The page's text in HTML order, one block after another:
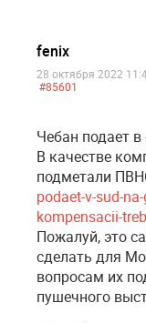
fenix
28 октября 2022
#85601
Чебан подает
В качестве
подметали
podaet-v-sud-
kompensacii-
Пожалуй, это
сделать для
вопросам их
пушечного